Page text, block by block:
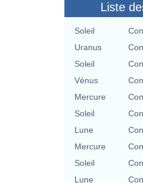
Liste
Soleil
Uranus
Soleil
Vénus
Mercure
Soleil
Lune
Mercure
Soleil
Lune